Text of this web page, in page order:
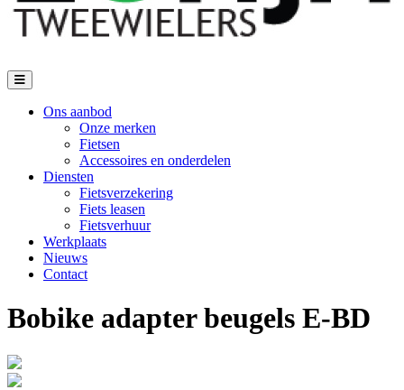
Ons aanbod
Onze merken
Fietsen
Accessoires en onderdelen
Diensten
Fietsverzekering
Fiets leasen
Fietsverhuur
Werkplaats
Nieuws
Contact
Bobike adapter beugels E-BD